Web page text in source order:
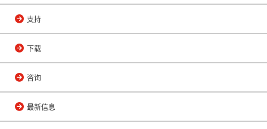
支持
下载
咨询
最新信息